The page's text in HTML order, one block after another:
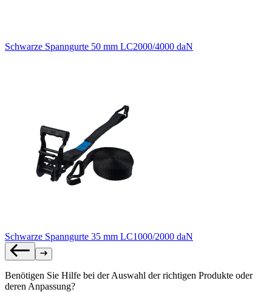
Schwarze Spanngurte 50 mm LC2000/4000 daN
Schwarze Spanngurte 35 mm LC1000/2000 daN
Benötigen Sie Hilfe bei der Auswahl der richtigen Produkte oder
deren Anpassung?